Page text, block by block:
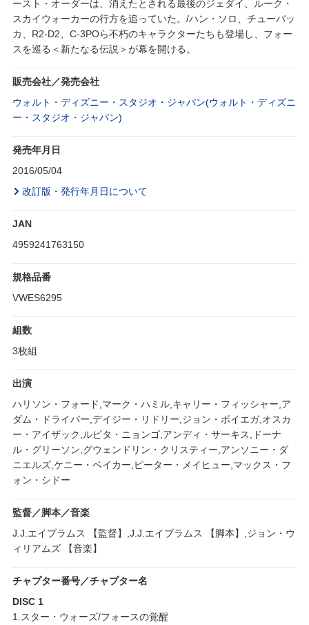
ースト・オーダーは、消えたとされる最後のジェダイ、ルーク・
スカイウォーカーの行方を追っていた。/ハン・ソロ、チューバッ
カ、R2-D2、C-3POら不朽のキャラクターたちも登場し、フォー
スを巡る＜新たなる伝説＞が幕を開ける。
販売会社／発売会社
ウォルト・ディズニー・スタジオ・ジャパン(ウォルト・ディズニ
ー・スタジオ・ジャパン)
発売年月日
2016/05/04
改訂版・発行年月日について
JAN
4959241763150
規格品番
VWES6295
組数
3枚組
出演
ハリソン・フォード,マーク・ハミル,キャリー・フィッシャー,ア
ダム・ドライバー,デイジー・リドリー,ジョン・ボイエガ,オスカ
ー・アイザック,ルピタ・ニョンゴ,アンディ・サーキス,ドーナ
ル・グリーソン,グウェンドリン・クリスティー,アンソニー・ダ
ニエルズ,ケニー・ベイカー,ピーター・メイヒュー,マックス・フ
ォン・シドー
監督／脚本／音楽
J.J.エイブラムス 【監督】,J.J.エイブラムス 【脚本】,ジョン・ウ
ィリアムズ 【音楽】
チャプター番号／チャプター名
DISC 1
1.スター・ウォーズ/フォースの覚醒